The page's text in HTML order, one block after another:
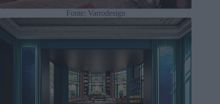
Fonte: Varrodesign